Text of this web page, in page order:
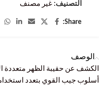
التصنيف: غير مصنف
Share:
الوصف
أسلوب جيب القوي بتعدد